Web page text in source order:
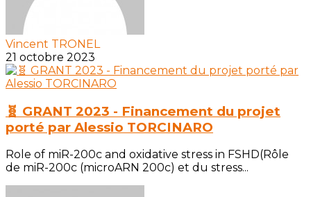
Vincent TRONEL
21 octobre 2023
🧬 GRANT 2023 - Financement du projet
porté par Alessio TORCINARO
Role of miR-200c and oxidative stress in FSHD(Rôle
de miR-200c (microARN 200c) et du stress...